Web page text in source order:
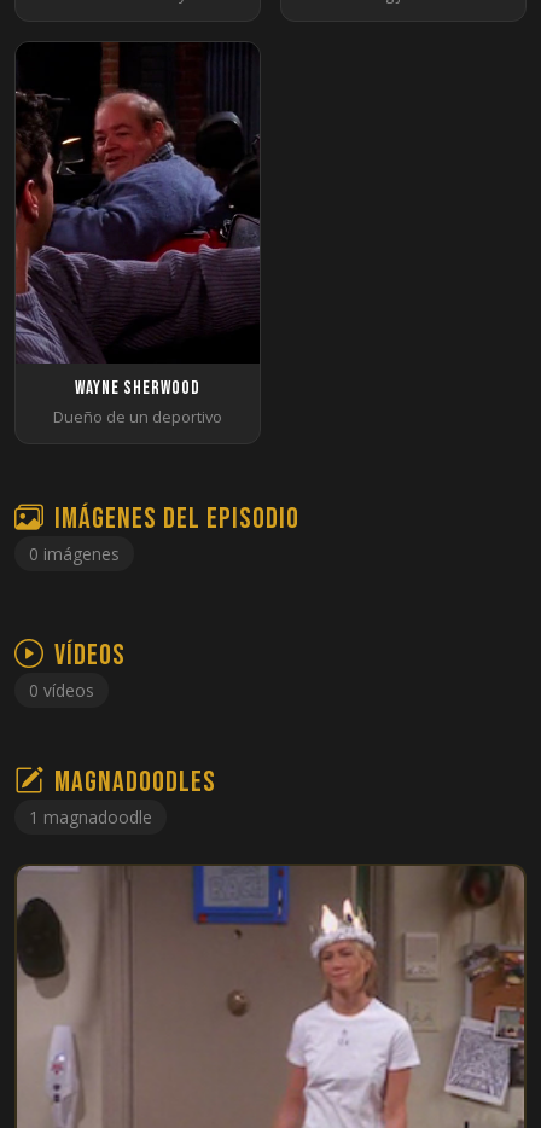
Wayne Sherwood
Dueño de un deportivo
Imágenes del episodio
0 imágenes
Vídeos
0 vídeos
Magnadoodles
1 magnadoodle